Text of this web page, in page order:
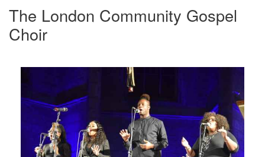
The London Community Gospel
Choir